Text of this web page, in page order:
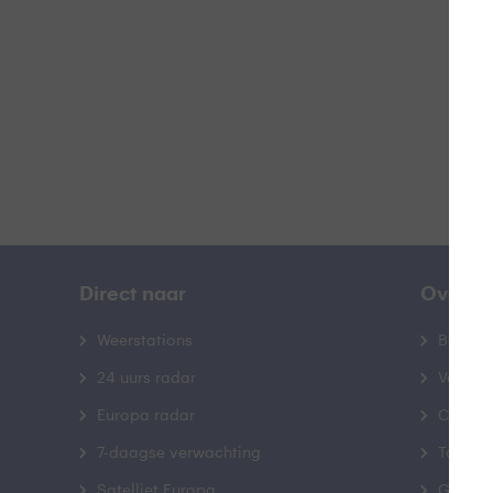
Direct naar
Weerstations
24 uurs radar
Europa radar
7-daagse verwachting
Over
Contact